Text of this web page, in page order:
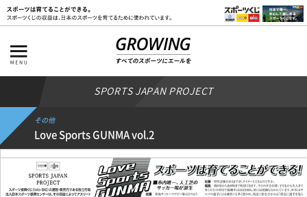
SPORTS JAPAN PROJECT
その他
Love Sports GUNMA vol.2